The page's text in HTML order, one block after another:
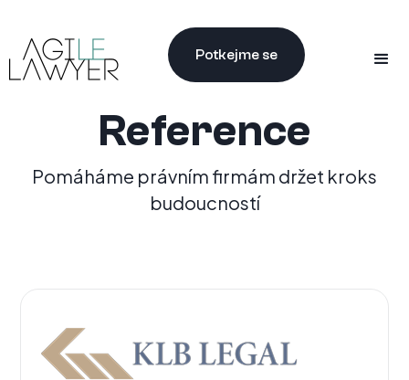
Potkejme se
Reference
Pomáháme právním firmám držet kroks
budoucností